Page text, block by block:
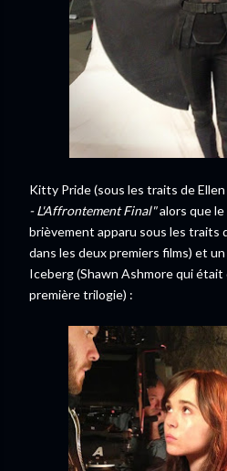
Kitty Pride (sous les traits de Ellen
- L'Affrontement Final"alors que
brièvement apparu sous les traits
dans les deux premiers films) et
Iceberg (Shawn Ashmore qui était
première trilogie) :